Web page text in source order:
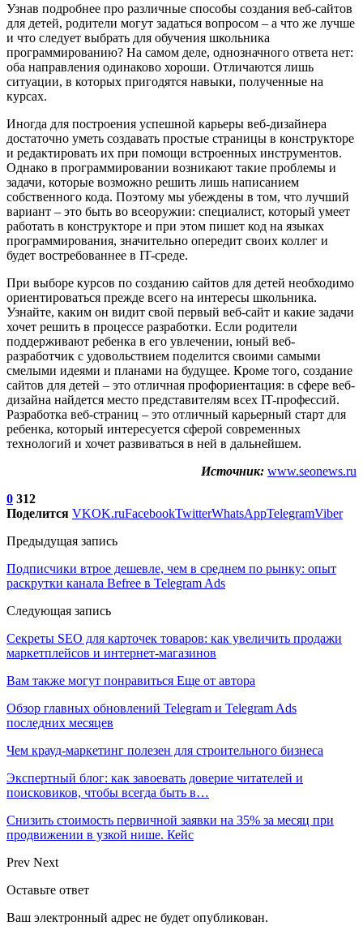
Узнав подробнее про различные способы создания веб-сайтов
для детей, родители могут задаться вопросом – а что же лучше
и что следует выбрать для обучения школьника
программированию? На самом деле, однозначного ответа нет:
оба направления одинаково хороши. Отличаются лишь
ситуации, в которых пригодятся навыки, полученные на
курсах.
Иногда для построения успешной карьеры веб-дизайнера
достаточно уметь создавать простые страницы в конструкторе
и редактировать их при помощи встроенных инструментов.
Однако в программировании возникают такие проблемы и
задачи, которые возможно решить лишь написанием
собственного кода. Поэтому мы убеждены в том, что лучший
вариант – это быть во всеоружии: специалист, который умеет
работать в конструкторе и при этом пишет код на языках
программирования, значительно опередит своих коллег и
будет востребованнее в IT-среде.
При выборе курсов по созданию сайтов для детей необходимо
ориентироваться прежде всего на интересы школьника.
Узнайте, каким он видит свой первый веб-сайт и какие задачи
хочет решить в процессе разработки. Если родители
поддерживают ребенка в его увлечении, юный веб-
разработчик с удовольствием поделится своими самыми
смелыми идеями и планами на будущее. Кроме того, создание
сайтов для детей – это отличная профориентация: в сфере веб-
дизайна найдется место представителям всех IT-профессий.
Разработка веб-страниц – это отличный карьерный старт для
ребенка, который интересуется сферой современных
технологий и хочет развиваться в ней в дальнейшем.
Источник: www.seonews.ru
0 312
Поделится VKOK.ruFacebookTwitterWhatsAppTelegramViber
Предыдущая запись
Подписчики втрое дешевле, чем в среднем по рынку: опыт
раскрутки канала Befree в Telegram Ads
Следующая запись
Секреты SEO для карточек товаров: как увеличить продажи
маркетплейсов и интернет-магазинов
Вам также могут понравиться Еще от автора
Обзор главных обновлений Telegram и Telegram Ads
последних месяцев
Чем крауд-маркетинг полезен для строительного бизнеса
Экспертный блог: как завоевать доверие читателей и
поисковиков, чтобы всегда быть в…
Снизить стоимость первичной заявки на 35% за месяц при
продвижении в узкой нише. Кейс
Prev Next
Оставьте ответ
Ваш электронный адрес не будет опубликован.